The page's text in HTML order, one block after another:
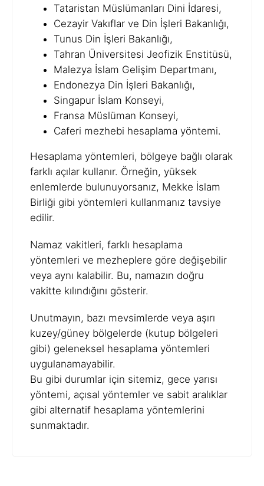
Tataristan Müslümanları Dini İdaresi,
Cezayir Vakıflar ve Din İşleri Bakanlığı,
Tunus Din İşleri Bakanlığı,
Tahran Üniversitesi Jeofizik Enstitüsü,
Malezya İslam Gelişim Departmanı,
Endonezya Din İşleri Bakanlığı,
Singapur İslam Konseyi,
Fransa Müslüman Konseyi,
Caferi mezhebi hesaplama yöntemi.
Hesaplama yöntemleri, bölgeye bağlı olarak
farklı açılar kullanır. Örneğin, yüksek
enlemlerde bulunuyorsanız, Mekke İslam
Birliği gibi yöntemleri kullanmanız tavsiye
edilir.
Namaz vakitleri, farklı hesaplama
yöntemleri ve mezheplere göre değişebilir
veya aynı kalabilir. Bu, namazın doğru
vakitte kılındığını gösterir.
Unutmayın, bazı mevsimlerde veya aşırı
kuzey/güney bölgelerde (kutup bölgeleri
gibi) geleneksel hesaplama yöntemleri
uygulanamayabilir.
Bu gibi durumlar için sitemiz, gece yarısı
yöntemi, açısal yöntemler ve sabit aralıklar
gibi alternatif hesaplama yöntemlerini
sunmaktadır.